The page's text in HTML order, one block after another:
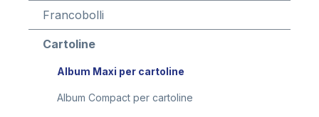
Francobolli
Cartoline
Album Maxi per cartoline
Album Compact per cartoline